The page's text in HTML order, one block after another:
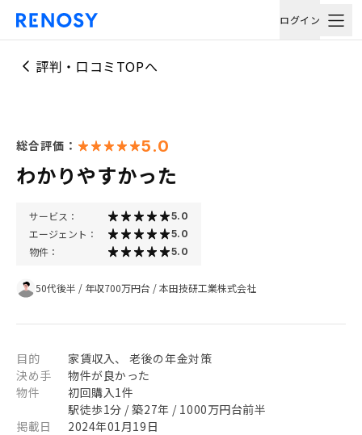
ログイン
評判・口コミTOPへ
総合評価： 5.0
わかりやすかった
サービス： 5.0
エージェント： 5.0
物件： 5.0
50代後半 / 年収700万円台 /本田技研工業株式会社
目的
家賃収入、 老後の年金対策
決め手
物件が良かった
物件
初回購入1件
駅徒歩1分 / 築27年 / 1000万円台前半
掲載日
2024年01月19日